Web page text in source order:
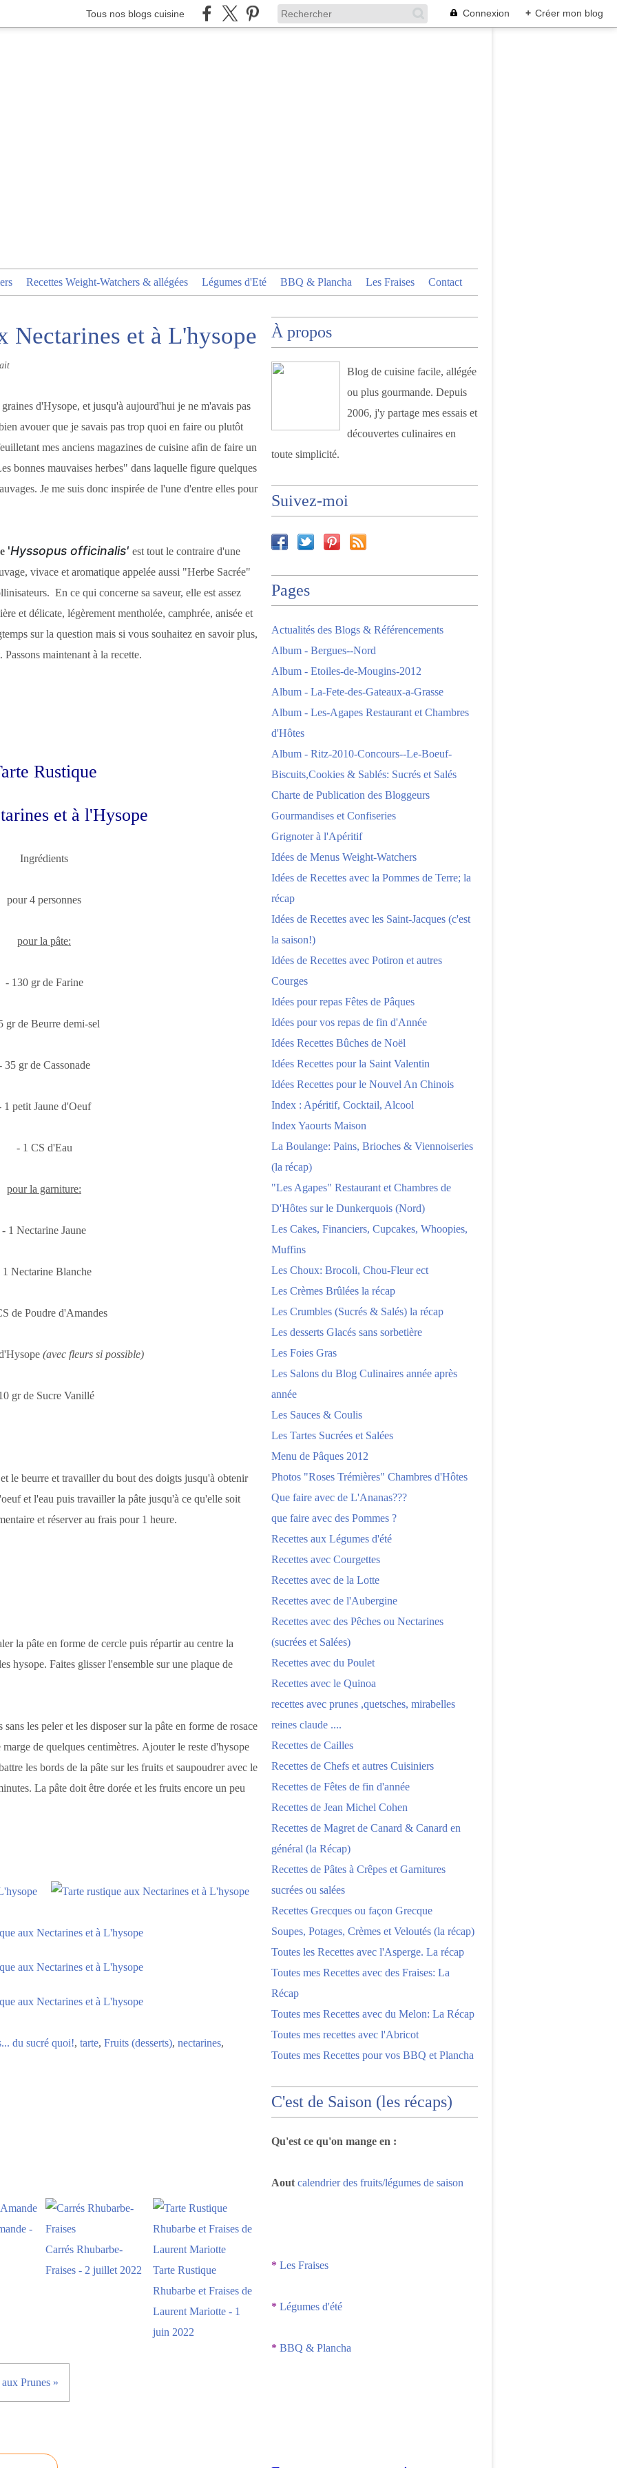
Tous nos blogs cuisine Connexion + Créer mon blog
Recettes Weight-Watchers & allégées Légumes d'Eté BBQ & Plancha Les Fraises Contact
Nectarines et à L'hysope
d'Hysope, et jusqu'à aujourd'hui je ne m'avais pas
avouer que je savais pas trop quoi en faire ou plutôt
mes anciens magazines de cuisine afin de faire un
bonnes mauvaises herbes" dans laquelle figure quelques
Je me suis donc inspirée de l'une d'entre elles pour
'Hyssopus officinalis' est tout le contraire d'une
vivace et aromatique appelée aussi "Herbe Sacrée"
En ce qui concerne sa saveur, elle est assez
et délicate, légèrement mentholée, camphrée, anisée et
sur la question mais si vous souhaitez en savoir plus,
maintenant à la recette.
Rustique
et à l'Hysope
Ingrédients
pour 4 personnes
pour la pâte:
- 130 gr de Farine
gr de Beurre demi-sel
35 gr de Cassonade
1 petit Jaune d'Oeuf
- 1 CS d'Eau
pour la garniture:
- 1 Nectarine Jaune
1 Nectarine Blanche
de Poudre d'Amandes
(avec fleurs si possible)
gr de Sucre Vanillé
le beurre et travailler du bout des doigts jusqu'à obtenir
et l'eau puis travailler la pâte jusqu'à ce qu'elle soit
et réserver au frais pour 1 heure.
la pâte en forme de cercle puis répartir au centre la
hysope. Faites glisser l'ensemble sur une plaque de
les peler et les disposer sur la pâte en forme de rosace
de quelques centimètres. Ajouter le reste d'hysope
les bords de la pâte sur les fruits et saupoudrer avec le
La pâte doit être dorée et les fruits encore un peu
du sucré quoi!, tarte, Fruits (desserts), nectarines,
-
Carrés Rhubarbe-
Fraises - 2 juillet 2022
Tarte Rustique
Rhubarbe et Fraises de
Laurent Mariotte - 1
juin 2022
Prunes »
À propos
Blog de cuisine facile, allégée
ou plus gourmande. Depuis
2006, j'y partage mes essais et
découvertes culinaires en
toute simplicité.
Suivez-moi
Pages
Actualités des Blogs & Référencements
Album - Bergues--Nord
Album - Etoiles-de-Mougins-2012
Album - La-Fete-des-Gateaux-a-Grasse
Album - Les-Agapes Restaurant et Chambres
d'Hôtes
Album - Ritz-2010-Concours--Le-Boeuf-
Biscuits,Cookies & Sablés: Sucrés et Salés
Charte de Publication des Bloggeurs
Gourmandises et Confiseries
Grignoter à l'Apéritif
Idées de Menus Weight-Watchers
Idées de Recettes avec la Pommes de Terre; la
récap
Idées de Recettes avec les Saint-Jacques (c'est
la saison!)
Idées de Recettes avec Potiron et autres
Courges
Idées pour repas Fêtes de Pâques
Idées pour vos repas de fin d'Année
Idées Recettes Bûches de Noël
Idées Recettes pour la Saint Valentin
Idées Recettes pour le Nouvel An Chinois
Index : Apéritif, Cocktail, Alcool
Index Yaourts Maison
La Boulange: Pains, Brioches & Viennoiseries
(la récap)
"Les Agapes" Restaurant et Chambres de
D'Hôtes sur le Dunkerquois (Nord)
Les Cakes, Financiers, Cupcakes, Whoopies,
Muffins
Les Choux: Brocoli, Chou-Fleur ect
Les Crèmes Brûlées la récap
Les Crumbles (Sucrés & Salés) la récap
Les desserts Glacés sans sorbetière
Les Foies Gras
Les Salons du Blog Culinaires année après
année
Les Sauces & Coulis
Les Tartes Sucrées et Salées
Menu de Pâques 2012
Photos "Roses Trémières" Chambres d'Hôtes
Que faire avec de L'Ananas???
que faire avec des Pommes ?
Recettes aux Légumes d'été
Recettes avec Courgettes
Recettes avec de la Lotte
Recettes avec de l'Aubergine
Recettes avec des Pêches ou Nectarines
(sucrées et Salées)
Recettes avec du Poulet
Recettes avec le Quinoa
recettes avec prunes ,quetsches, mirabelles
reines claude ....
Recettes de Cailles
Recettes de Chefs et autres Cuisiniers
Recettes de Fêtes de fin d'année
Recettes de Jean Michel Cohen
Recettes de Magret de Canard & Canard en
général (la Récap)
Recettes de Pâtes à Crêpes et Garnitures
sucrées ou salées
Recettes Grecques ou façon Grecque
Soupes, Potages, Crèmes et Veloutés (la récap)
Toutes les Recettes avec l'Asperge. La récap
Toutes mes Recettes avec des Fraises: La
Récap
Toutes mes Recettes avec du Melon: La Récap
Toutes mes recettes avec l'Abricot
Toutes mes Recettes pour vos BBQ et Plancha
C'est de Saison (les récaps)
Qu'est ce qu'on mange en :
Aout calendrier des fruits/légumes de saison
* Les Fraises
* Légumes d'été
* BBQ & Plancha